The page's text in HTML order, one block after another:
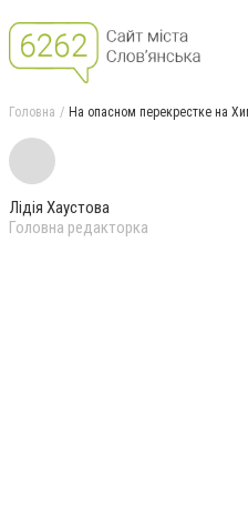
Головна На опасном перекрестке на
Лідія Хаустова
Головна редакторка